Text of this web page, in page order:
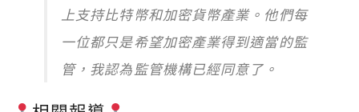
上支持比特幣和加密貨幣產業。他們每
一位都只是希望加密產業得到適當的監
管，我認為監管機構已經同意了。